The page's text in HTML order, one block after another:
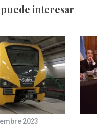
interesar
2023